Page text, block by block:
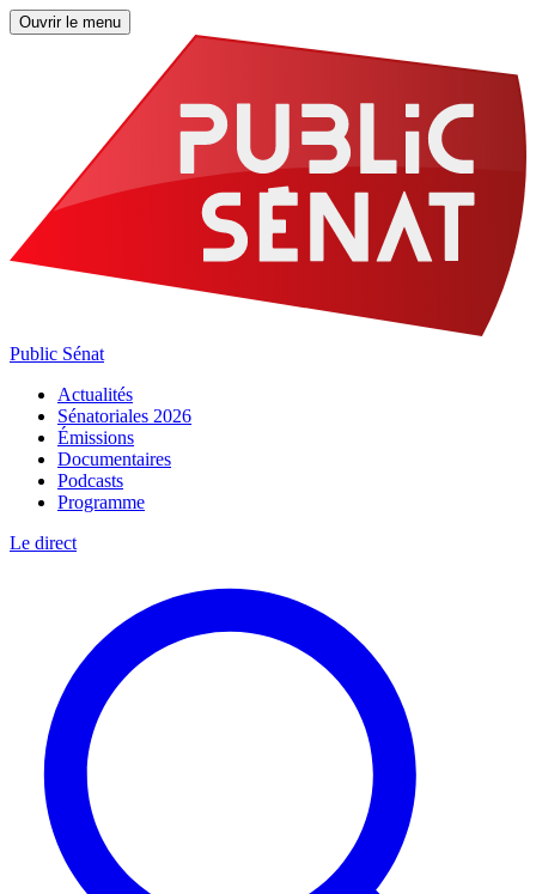
Ouvrir le menu
Public Sénat
Actualités
Sénatoriales 2026
Émissions
Documentaires
Podcasts
Programme
Le direct